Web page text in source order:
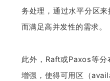
务处理，通过水平分区
而满足高并发性的需求。
此外，Raft或Paxos等分
增强，使得可用区（